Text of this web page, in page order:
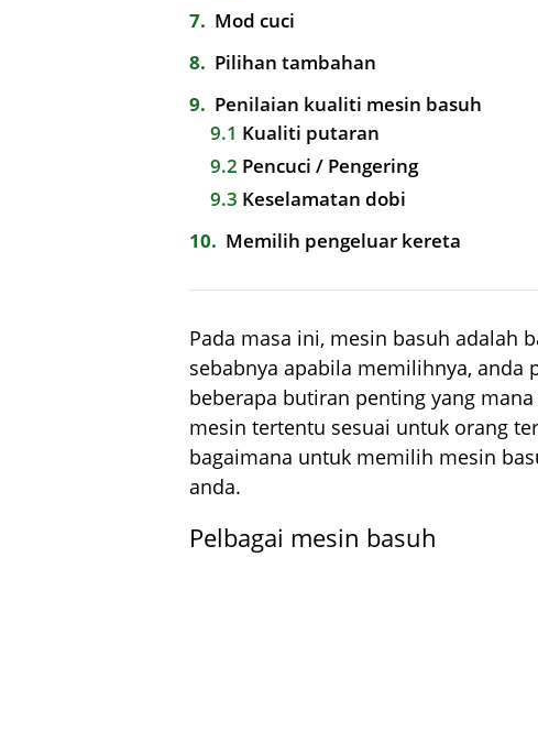
7
Mod cuci
8
Pilihan tambahan
9
Penilaian kualiti mesin basuh
9.1 Kualiti putaran
9.2 Pencuci / Pengering
9.3 Keselamatan dobi
10
Memilih pengeluar kereta
Pada masa ini, mesin basuh adalah
sebabnya apabila memilihnya, anda
beberapa butiran penting yang
mesin tertentu sesuai untuk orang
bagaimana untuk memilih mesin
anda.
Pelbagai mesin basuh